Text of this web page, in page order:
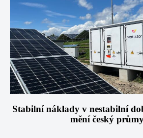
Stabilní náklady v nestabilní
mění český